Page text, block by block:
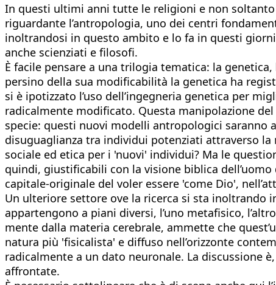
In questi ultimi anni tutte le religioni e non
riguardante l’antropologia, uno dei centri
inoltrandosi in questo ambito e lo fa in questi
anche scienziati e filosofi.
È facile pensare a una trilogia tematica: la
persino della sua modificabilità la genetica ha
si è ipotizzato l’uso dell’ingegneria genetica per
radicalmente modificato. Questa manipolazione
specie: questi nuovi modelli antropologici saranno
disuguaglianza tra individui potenziati attraverso
sociale ed etica per i 'nuovi' individui? Ma le
quindi, giustificabili con la visione biblica
capitale-originale del voler essere 'come Dio',
Un ulteriore settore ove la ricerca si sta inoltrando
appartengono a piani diversi, l’uno metafisico,
mente dalla materia cerebrale, ammette che
natura più 'fisicalista' e diffuso nell’orizzonte
radicalmente a un dato neuronale. La discussione
affrontate.